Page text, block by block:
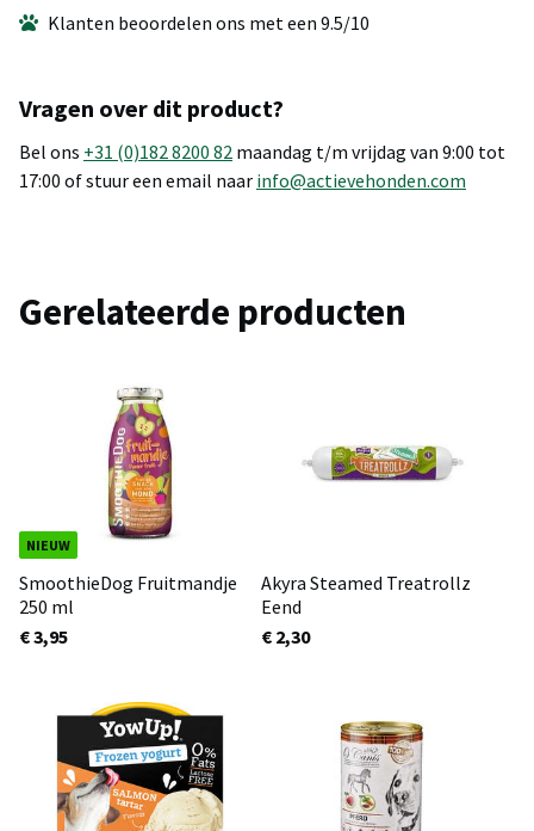
Klanten beoordelen ons met een 9.5/10
Vragen over dit product?
Bel ons +31 (0)182 8200 82 maandag t/m vrijdag van 9:00 tot
17:00 of stuur een email naar info@actievehonden.com
Gerelateerde producten
NIEUW
SmoothieDog Fruitmandje
250 ml
€ 3,95
Akyra Steamed Treatrollz
Eend
€ 2,30